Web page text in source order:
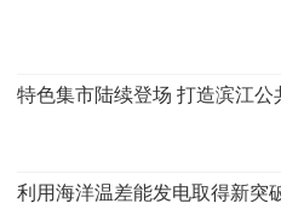
特色集市陆续登场 打造滨江公
利用海洋温差能发电取得新突